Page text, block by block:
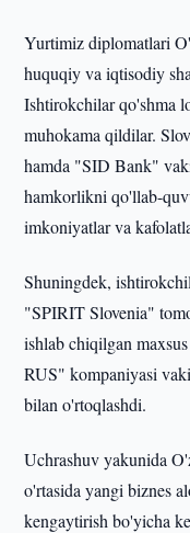
Yurtimiz diplomatlari
huquqiy va iqtisodiy
Ishtirokchilar qo'shma
muhokama qildilar.
hamda "SID Bank"
hamkorlikni qo'llab-
imkoniyatlar va
Shuningdek,
"SPIRIT Slovenia"
ishlab chiqilgan
RUS" kompaniyasi
bilan o'rtoqlashdi.
Uchrashuv yakunida
o'rtasida yangi biznes
kengaytirish bo'yicha